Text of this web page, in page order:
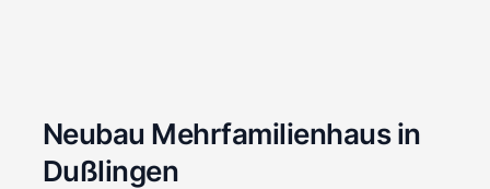
Neubau Mehrfamilienhaus in
Dußlingen